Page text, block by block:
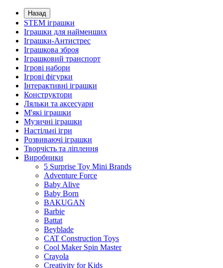
Назад
STEM іграшки
Іграшки для найменших
Іграшки-Антистрес
Іграшкова зброя
Іграшковий транспорт
Ігрові набори
Ігрові фігурки
Інтерактивні іграшки
Конструктори
Ляльки та аксесуари
М'які іграшки
Музичні іграшки
Настільні iгри
Розвиваючі іграшки
Творчість та ліплення
Виробники
5 Surprise Toy Mini Brands
Adventure Force
Baby Alive
Baby Born
BAKUGAN
Barbie
Battat
Beyblade
CAT Construction Toys
Cool Maker Spin Master
Crayola
Creativity for Kids